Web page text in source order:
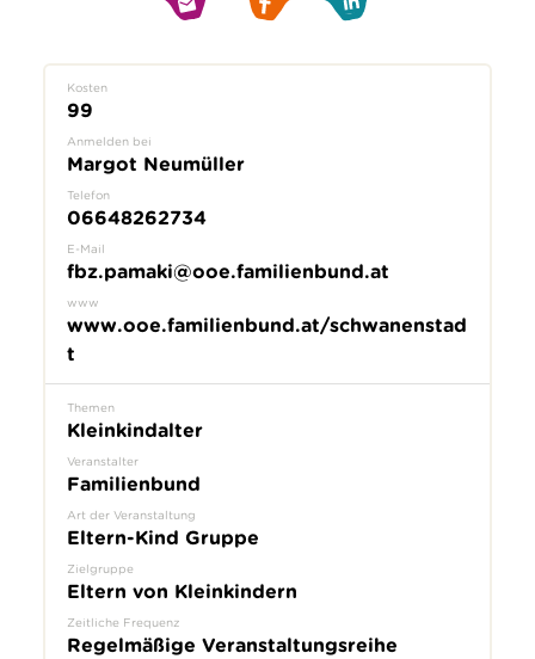
Kosten
99
Anmelden bei
Margot Neumüller
Telefon
06648262734
E-Mail
fbz.pamaki@ooe.familienbund.at
www
www.ooe.familienbund.at/schwanenstad
t
Themen
Kleinkindalter
Veranstalter
Familienbund
Art der Veranstaltung
Eltern-Kind Gruppe
Zielgruppe
Eltern von Kleinkindern
Zeitliche Frequenz
Regelmäßige Veranstaltungsreihe